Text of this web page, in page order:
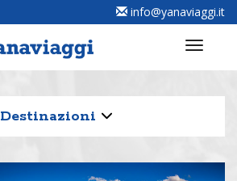
info@yanaviaggi.it
Destinazioni